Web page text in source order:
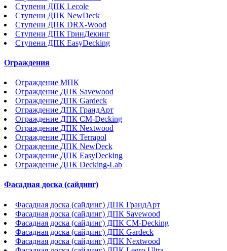
Ступени ДПК Lecole
Ступени ДПК NewDeck
Ступени ДПК DRX-Wood
Ступени ДПК ГринДекинг
Ступени ДПК EasyDecking
Ограждения
Ограждение МПК
Ограждение ДПК Savewood
Ограждение ДПК Gardeck
Ограждение ДПК ГрандАрт
Ограждение ДПК CM-Decking
Ограждение ДПК Nextwood
Ограждение ДПК Terrapol
Ограждение ДПК NewDeck
Ограждение ДПК EasyDecking
Ограждение ДПК Decking-Lab
Фасадная доска (сайдинг)
Фасадная доска (сайдинг) ДПК ГрандАрт
Фасадная доска (сайдинг) ДПК Savewood
Фасадная доска (сайдинг) ДПК CM-Decking
Фасадная доска (сайдинг) ДПК Gardeck
Фасадная доска (сайдинг) ДПК Nextwood